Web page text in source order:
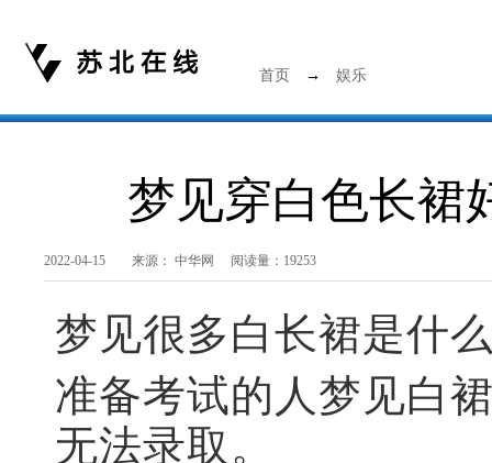
首页 → 娱乐
梦见穿白色长裙
2022-04-15 来源： 中华网 阅读量：19253
梦见很多白长裙是什
准备考试的人梦见白
无法录取。